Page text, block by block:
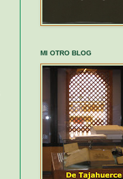
MI OTRO BLOG